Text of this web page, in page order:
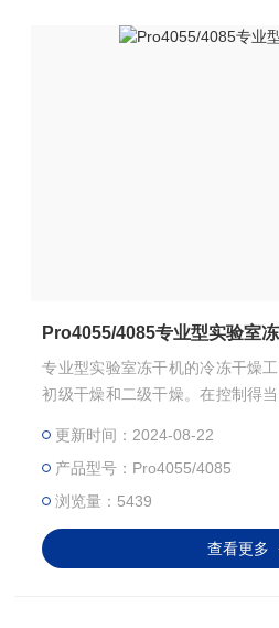
Pro4055/4085专业型实验室
专业型实验室冻干机的冷冻干燥
初级干燥和二级干燥。在控制得
生结构变化，这种变化会对最终
影响。针对更高要求样品处理，
了专业的Lyo S操作系统，实现了
主干燥和二级干燥程序运行等一
高的智能化表现，让冻干样品变得
更新时间：2024-08-22
产品型号：Pro4055/4085
浏览量：5439
查看更多